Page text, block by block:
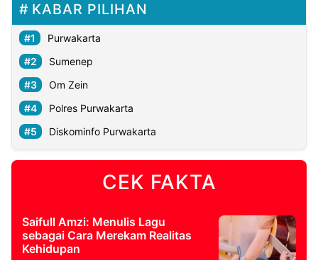
KABAR PILIHAN
Purwakarta
Sumenep
Om Zein
Polres Purwakarta
Diskominfo Purwakarta
CEK FAKTA
Saifull Amzi: Menulis Lagu
sebagai Cara Merekam Realitas
Kehidupan